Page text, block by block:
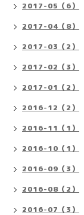
2017-05（6）
2017-04（8）
2017-03（2）
2017-02（3）
2017-01（2）
2016-12（2）
2016-11（1）
2016-10（1）
2016-09（3）
2016-08（2）
2016-07（3）